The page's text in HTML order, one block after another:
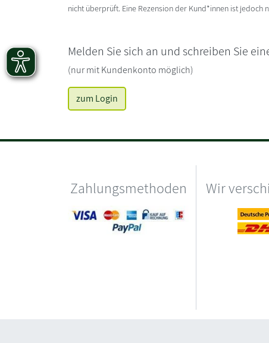
nicht überprüft. Eine Rezension der Kund*innen ist jedoch
Melden Sie sich an und schreiben Sie
(nur mit Kundenkonto möglich)
zum Login
Zahlungsmethoden Wir